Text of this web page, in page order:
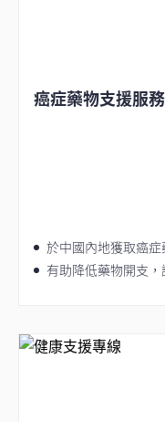
癌症藥物支援服務
於中國內地獲取癌症
有助降低藥物開支